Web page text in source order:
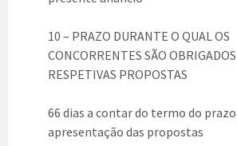
10 – PRAZO DURANTE O QUAL OS
CONCORRENTES SÃO
RESPETIVAS PROPOSTAS
66 dias a contar do termo do
apresentação das propostas